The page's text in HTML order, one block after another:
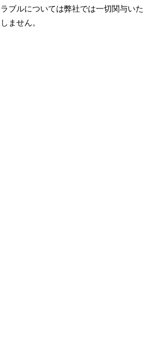
ラブルについては弊社では一切関与いた
しません。